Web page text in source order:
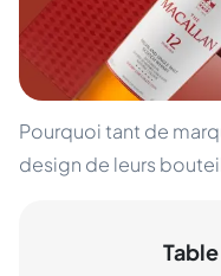
Pourquoi tant de
design de leurs